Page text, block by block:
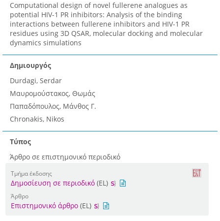
Computational design of novel fullerene analogues as
potential HIV-1 PR inhibitors: Analysis of the binding
interactions between fullerene inhibitors and HIV-1 PR
residues using 3D QSAR, molecular docking and molecular
dynamics simulations
Δημιουργός
Durdagi, Serdar
Μαυρομούστακος, Θωμάς
Παπαδόπουλος, Μάνθος Γ.
Chronakis, Nikos
Τύπος
Άρθρο σε επιστημονικό περιοδικό
Τμήμα έκδοσης
Δημοσίευση σε περιοδικό (EL)
Άρθρο
Επιστημονικό άρθρο (EL)